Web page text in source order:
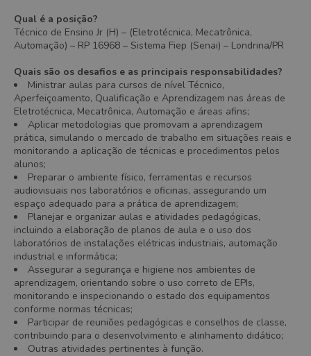
Qual é a posição?
Técnico de Ensino Jr (H) – (Eletrotécnica, Mecatrônica,
Automação) – RP 16968 – Sistema Fiep (Senai) – Londrina/PR
Quais são os desafios e as principais responsabilidades?
Ministrar aulas para cursos de nível Técnico,
Aperfeiçoamento, Qualificação e Aprendizagem nas áreas de
Eletrotécnica, Mecatrônica, Automação e áreas afins;
Aplicar metodologias que promovam a aprendizagem
prática, simulando o mercado de trabalho em situações reais e
monitorando a aplicação de técnicas e procedimentos pelos
alunos;
Preparar o ambiente físico, ferramentas e recursos
audiovisuais nos laboratórios e oficinas, assegurando um
espaço adequado para a prática de aprendizagem;
Planejar e organizar aulas e atividades pedagógicas,
incluindo a elaboração de planos de aula e o uso dos
laboratórios de instalações elétricas industriais, automação
industrial e informática;
Assegurar a segurança e higiene nos ambientes de
aprendizagem, orientando sobre o uso correto de EPIs,
monitorando e inspecionando o estado dos equipamentos
conforme normas técnicas;
Participar de reuniões pedagógicas e conselhos de classe,
contribuindo para o desenvolvimento e alinhamento didático;
Outras atividades pertinentes à função.